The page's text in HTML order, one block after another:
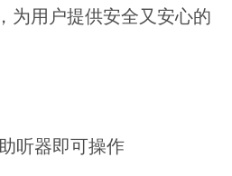
为用户提供安全又安心的
听器即可操作